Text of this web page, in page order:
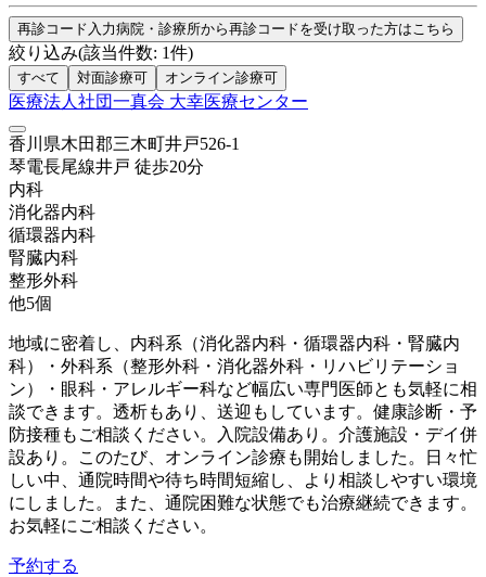
再診コード入力病院・診療所から再診コードを受け取った方はこちら
絞り込み(該当件数: 1件)
すべて 対面診療可 オンライン診療可
医療法人社団一真会 大幸医療センター
香川県木田郡三木町井戸526-1
琴電長尾線井戸 徒歩20分
内科
消化器内科
循環器内科
腎臓内科
整形外科
他5個
地域に密着し、内科系（消化器内科・循環器内科・腎臓内
科）・外科系（整形外科・消化器外科・リハビリテーショ
ン）・眼科・アレルギー科など幅広い専門医師とも気軽に相
談できます。透析もあり、送迎もしています。健康診断・予
防接種もご相談ください。入院設備あり。介護施設・デイ併
設あり。このたび、オンライン診療も開始しました。日々忙
しい中、通院時間や待ち時間短縮し、より相談しやすい環境
にしました。また、通院困難な状態でも治療継続できます。
お気軽にご相談ください。
予約する